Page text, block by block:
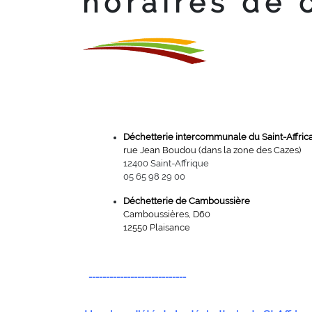
Déchetterie intercommunale du Saint-
rue Jean Boudou (dans la zone des Cazes)
12400 Saint-Affrique
05 65 98 29 00
Déchetterie de Camboussière
Camboussières, D60
12550 Plaisance
----------------------------